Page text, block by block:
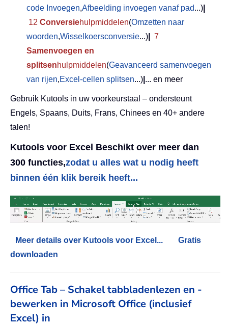
code Invoegen,Afbeelding invoegen vanaf pad...)
12 Conversiehulpmiddelen(Omzetten naar
woorden,Wisselkoersconversie...)
7
Samenvoegen en
splitsenhulpmiddelen(Geavanceerd samenvoegen
van rijen,Excel-cellen splitsen...) ... en meer
Gebruik Kutools in uw voorkeurstaal – ondersteunt
Engels, Spaans, Duits, Frans, Chinees en 40+ andere
talen!
Kutools voor Excel Beschikt over meer dan
300 functies,zodat u alles wat u nodig heeft
binnen één klik bereik heeft...
Meer details over Kutools voor Excel...
Gratis
downloaden
Office Tab – Schakel tabbladenlezen en -
bewerken in Microsoft Office (inclusief
Excel) in